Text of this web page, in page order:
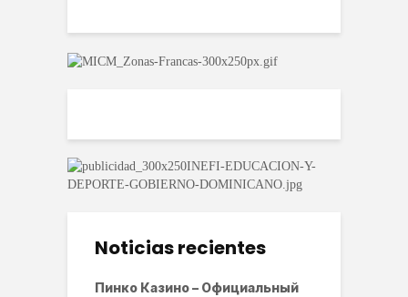
Noticias recientes
Пинко Казино – Официальный